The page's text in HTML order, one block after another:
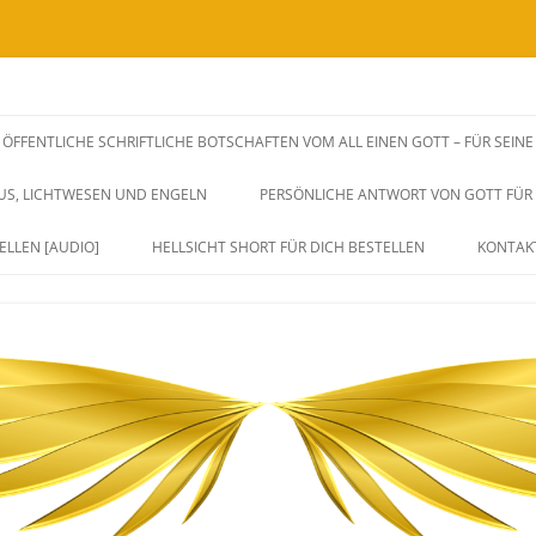
und Eins sein.
ÖFFENTLICHE SCHRIFTLICHE BOTSCHAFTEN VOM ALL EINEN GOTT – FÜR
LICHTWESEN UND ENGELN PERSÖNLICHE ANTWORT VON GOTT
[AUDIO] HELLSICHT SHORT FÜR DICH BESTELLEN